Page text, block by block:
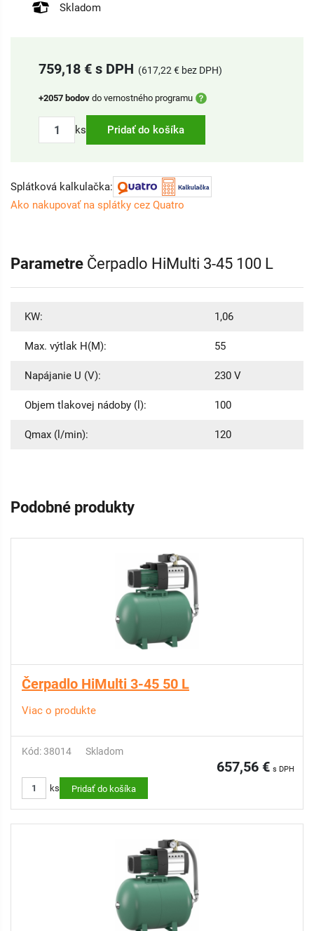
Skladom
759,18 € s DPH (617,22 € bez DPH)
+2057 bodov do vernostného programu
ks Pridať do košíka
Splátková kalkulačka:
Ako nakupovať na splátky cez Quatro
Parametre Čerpadlo HiMulti 3-45 100 L
KW: 1,06
Max. výtlak H(M): 55
Napájanie U (V): 230 V
Objem tlakovej nádoby (l): 100
Qmax (l/min): 120
Podobné produkty
Čerpadlo HiMulti 3-45 50 L
Viac o produkte
Kód: 38014 Skladom
657,56 € s DPH
ks Pridať do košíka